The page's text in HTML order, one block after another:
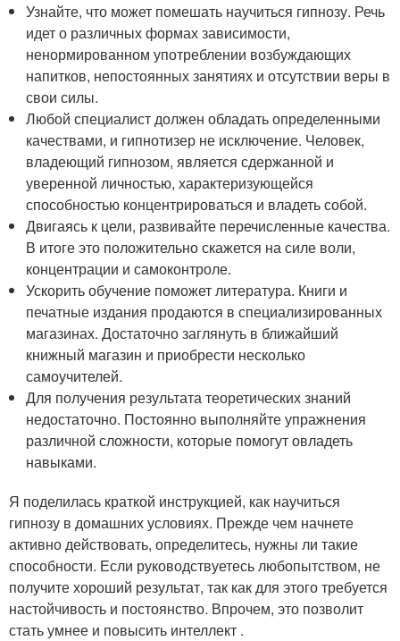
Узнайте, что может помешать научиться гипнозу. Речь
идет о различных формах зависимости,
ненормированном употреблении возбуждающих
напитков, непостоянных занятиях и отсутствии веры в
свои силы.
Любой специалист должен обладать определенными
качествами, и гипнотизер не исключение. Человек,
владеющий гипнозом, является сдержанной и
уверенной личностью, характеризующейся
способностью концентрироваться и владеть собой.
Двигаясь к цели, развивайте перечисленные качества.
В итоге это положительно скажется на силе воли,
концентрации и самоконтроле.
Ускорить обучение поможет литература. Книги и
печатные издания продаются в специализированных
магазинах. Достаточно заглянуть в ближайший
книжный магазин и приобрести несколько
самоучителей.
Для получения результата теоретических знаний
недостаточно. Постоянно выполняйте упражнения
различной сложности, которые помогут овладеть
навыками.
Я поделилась краткой инструкцией, как научиться
гипнозу в домашних условиях. Прежде чем начнете
активно действовать, определитесь, нужны ли такие
способности. Если руководствуетесь любопытством, не
получите хороший результат, так как для этого требуется
настойчивость и постоянство. Впрочем, это позволит
стать умнее и повысить интеллект .